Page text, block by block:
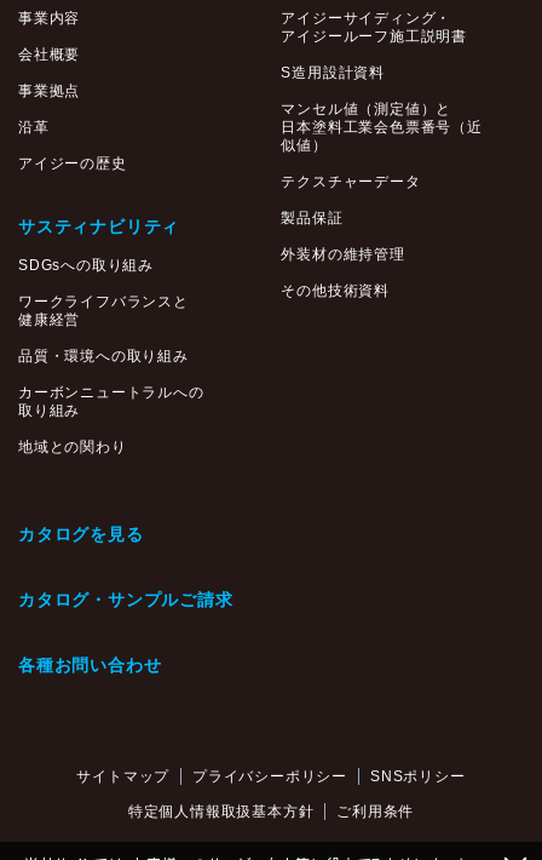
事業内容
会社概要
事業拠点
沿革
アイジーの歴史
サスティナビリティ
SDGsへの取り組み
ワークライフバランスと
健康経営
品質・環境への取り組み
カーボンニュートラルへの
取り組み
地域との関わり
アイジーサイディング・
アイジールーフ施工説明書
S造用設計資料
マンセル値（測定値）と
日本塗料工業会色票番号（近
似値）
テクスチャーデータ
製品保証
外装材の維持管理
その他技術資料
カタログを見る
カタログ・サンプルご請求
各種お問い合わせ
サイトマップ プライバシーポリシー SNSポリシー
特定個人情報取扱基本方針 ご利用条件